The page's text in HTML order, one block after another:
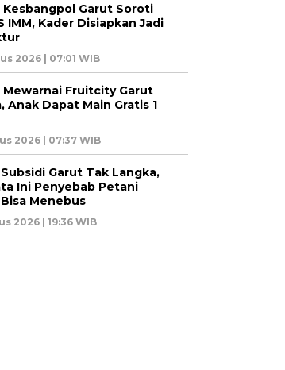
Kesbangpol Garut Soroti
IMM, Kader Disiapkan Jadi
2026 | 07:01 WIB
Mewarnai Fruitcity Garut
Anak Dapat Main Gratis 1
2026 | 07:37 WIB
Garut Tak Langka,
Ini Penyebab Petani
Menebus
2026 | 19:36 WIB